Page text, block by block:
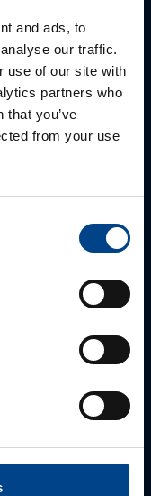
and ads, to
our traffic.
use of our site with
partners who
that you’ve
from your use